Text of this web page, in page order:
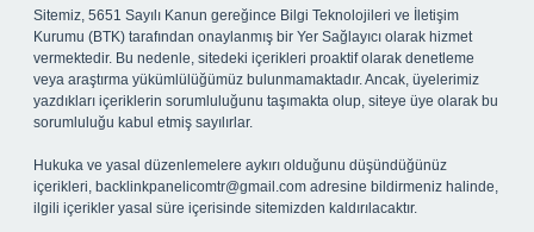
Sitemiz, 5651 Sayılı Kanun gereğince Bilgi Teknolojileri ve İletişim
Kurumu (BTK) tarafından onaylanmış bir Yer Sağlayıcı olarak hizmet
vermektedir. Bu nedenle, sitedeki içerikleri proaktif olarak denetleme
veya araştırma yükümlülüğümüz bulunmamaktadır. Ancak, üyelerimiz
yazdıkları içeriklerin sorumluluğunu taşımakta olup, siteye üye olarak bu
sorumluluğu kabul etmiş sayılırlar.
Hukuka ve yasal düzenlemelere aykırı olduğunu düşündüğünüz
içerikleri, backlinkpanelicomtr@gmail.com adresine bildirmeniz halinde,
ilgili içerikler yasal süre içerisinde sitemizden kaldırılacaktır.